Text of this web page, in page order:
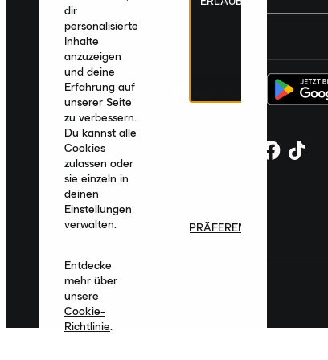
dir
personalisierte
Inhalte
anzuzeigen
und deine
Erfahrung auf
unserer Seite
zu verbessern.
Du kannst alle
Cookies
zulassen oder
sie einzeln in
deinen
Einstellungen
verwalten.
Entdecke
mehr über
unsere
Cookie-
Richtlinie.
PRÄFERENZEN